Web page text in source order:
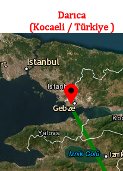
Darıca
(Kocaeli / Türkiye )